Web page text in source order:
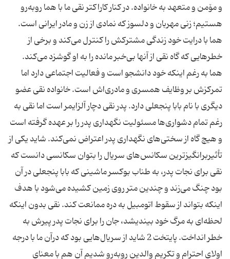
و مۆمن و متعهد به خانواده. در كنار كاراكتر نقی ما با هما روبه‌رو
هستیم؛ زنی مهربان و دلسوز كه نمادی از زن و مادر ایرانی است.
هما با درایت خود زندگی مشتركش را كنترل می‌كند و برخی از
هما به رغم اینكه خود دانشجو است و فعالیت اجتماعی دارد اما
تمركز‌ش بر وظایف همسری و مادری‌اش است. خانواده نقی عضو
دیگری با نام بابا پنجعلی دارد. پدر نقی دچار آلزایمر است اما نقی به
رغم تمام دشواری‌ها مسئولیت نگهداری پدر را بر عهده گرفته است
و هیچ گاه از سختی‌های نگهداری پدر اعتراض نمی‌كند. شاید یكی از
تأثیربرانگیزترین سكانس‌های سریال را بتوان سكانسی دانست كه
نقی برای نجات پدر، به طناب بوكسر ماشینی كه بابا پنجعلی در آن
بود چنگ می‌زند و چندین متر روی زمین كشیده می‌شود با هدف
اینكه بتواند از سقوط اتومبیل به دره ممانعت كند. نقی بدون اینكه
لحظه‌ای به مرگ خود بیندیشد، جان را برای نجات پدر پیرش به
خطر انداخت. پایتخت 2 شاید از سریال‌هایی بود كه درآن ما با درجه
اولای احترام و تكریم والدین روبه‌رو شدیم آن هم با معنای